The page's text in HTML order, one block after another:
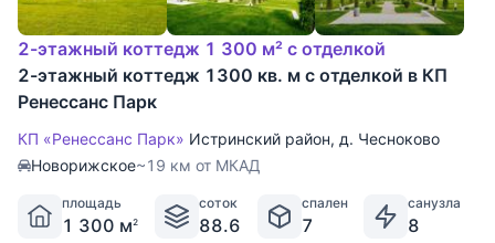
2-этажный коттедж 1 300 м² с отделкой
2-этажный коттедж 1300 кв. м с отделкой в КП
Ренессанс Парк
КП «Ренессанс Парк» Истринский район, д. Чесноково
Новорижское~19 км от МКАД
площадь
1 300 м2
соток
88.6
спален
7
санузла
8